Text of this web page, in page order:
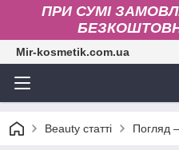
ПРИ СУМІ
Mir-kosmetik.com.ua
Beauty статті Погляд